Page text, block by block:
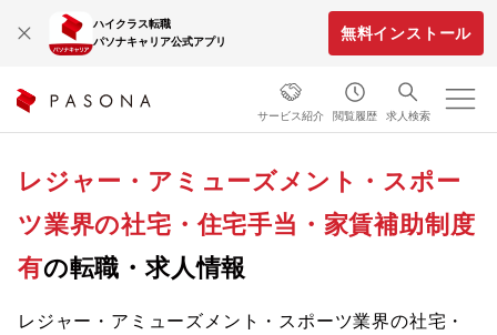
ハイクラス転職
パソナキャリア公式アプリ
無料インストール
サービス紹介 閲覧履歴 求人検索
レジャー・アミューズメント・スポー
ツ業界の社宅・住宅手当・家賃補助制度
有の転職・求人情報
レジャー・アミューズメント・スポーツ業界の社宅・